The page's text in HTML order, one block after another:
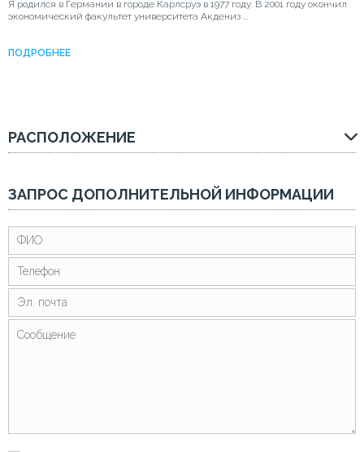
Я родился в Германии в городе Карлсруэ в 1977 году. В 2001 году окончил
экономический факультет университета Акдениз ...
ПОДРОБНЕЕ
РАСПОЛОЖЕНИЕ
ЗАПРОС ДОПОЛНИТЕЛЬНОЙ ИНФОРМАЦИИ